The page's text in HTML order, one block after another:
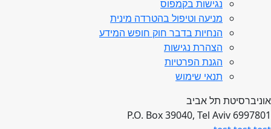
נגישות בקמפוס
מניעה וטיפול בהטרדה מינית
הנחיות בדבר חוק חופש המידע
הצהרת נגישות
הגנת הפרטיות
תנאי שימוש
אוניברסיטת תל אביב
P.O. Box 39040, Tel Aviv 6997801